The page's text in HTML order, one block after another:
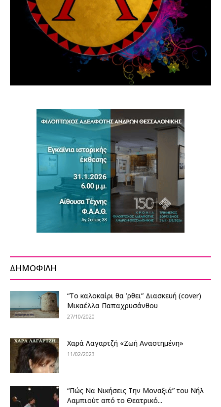
ΔΗΜΟΦΙΛΗ
“Το καλοκαίρι θα ’ρθει” Διασκευή (cover)
Μικαέλλα Παπαχρυσάνθου
27/10/2020
Χαρά Λαγαρτζή «Ζωή Αναστημένη»
11/02/2023
“Πώς Να Νικήσεις Την Μοναξιά” του Νήλ
Λαμπιούτ από το Θεατρικό...